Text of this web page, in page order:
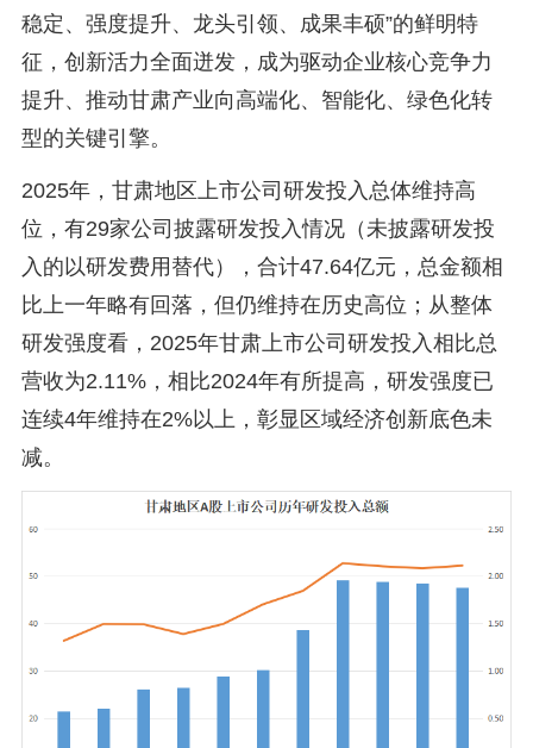
稳定、强度提升、龙头引领、成果丰硕”的鲜明特
征，创新活力全面迸发，成为驱动企业核心竞争力
提升、推动甘肃产业向高端化、智能化、绿色化转
型的关键引擎。
2025年，甘肃地区上市公司研发投入总体维持高
位，有29家公司披露研发投入情况（未披露研发投
入的以研发费用替代），合计47.64亿元，总金额相
比上一年略有回落，但仍维持在历史高位；从整体
研发强度看，2025年甘肃上市公司研发投入相比总
营收为2.11%，相比2024年有所提高，研发强度已
连续4年维持在2%以上，彰显区域经济创新底色未
减。